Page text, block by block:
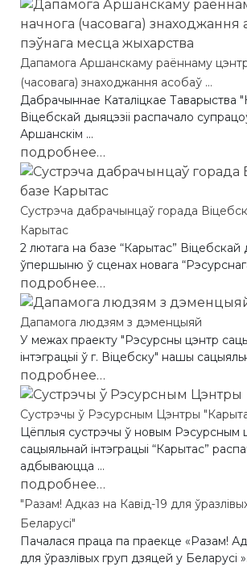
Дапамога Аршанскаму раённаму
(часовага) знаходжання асобаў ...
Дабрачыннае Каталіцкае Таварыства
Віцебскай дыяцэзіі распачало
Аршанскім ...
подробнее…
Сустрэча дабрачынцаў горада
Карытас
2 лютага на базе “Карытас” Віцебскай
ўпершыню ў сценах новага
подробнее…
Дапамога людзям з дэменцыяй
У межах праекту "Рэсурсны цэнтр
інтэграцыі ў г. Віцебску" нашы
подробнее…
Сустрэчы ў Рэсурсным Цэнтры
Цёплыя сустрэчы ў новым Рэсурсным
сацыяльнай інтэграцыі “Карытас”
адбываюцца ...
подробнее…
"Разам! Адказ на Кавід-19 для
Беларусі"
Пачалася праца па праекце «Разам!
для ўразлівых груп дзяцей у Беларусі